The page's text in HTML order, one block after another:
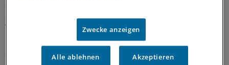
vulnerabler Menschen
Die Haltung zur Suizidassistenz hat sich seit einem Urteil
des Bundesverfassungsgerichts weiterentwickelt. Eine
Zwecke anzeigen
Alle ablehnen Akzeptieren